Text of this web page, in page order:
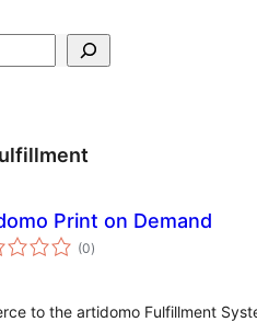
Print on Demand
(0total
de
)
to the artidomo Fulfillment